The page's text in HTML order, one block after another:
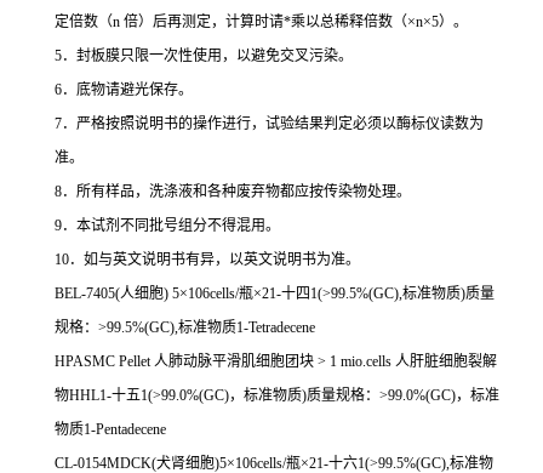
定倍数（n 倍）后再测定，计算时请*乘以总稀释倍数（×n×5）。
5．封板膜只限一次性使用，以避免交叉污染。
6．底物请避光保存。
7．严格按照说明书的操作进行，试验结果判定必须以酶标仪读数为
准。
8．所有样品，洗涤液和各种废弃物都应按传染物处理。
9．本试剂不同批号组分不得混用。
10．如与英文说明书有异，以英文说明书为准。
BEL-7405(人细胞) 5×106cells/瓶×21-十四 1(>99.5%(GC),标准物质)质量
规格： >99.5%(GC),标准物质1-Tetradecene
HPASMC Pellet人肺动脉平滑肌细胞团块 > 1 mio.cells 人肝脏细胞裂解
物HHL1-十五1(>99.0%(GC)，标准物质)质量规格： >99.0%(GC)，标准
物质1-Pentadecene
CL-0154MDCK(犬肾细胞)5×106cells/瓶×21-十六1(>99.5%(GC),标准物